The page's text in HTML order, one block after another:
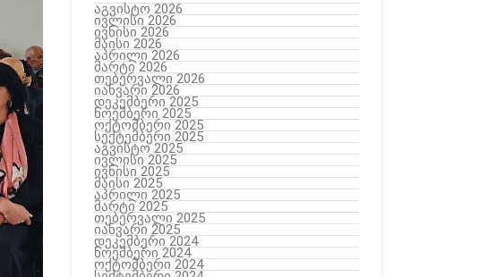
აგვისტო 2026
ივლისი 2026
ივნისი 2026
მაისი 2026
აპრილი 2026
მარტი 2026
თებერვალი 2026
იანვარი 2026
დეკემბერი 2025
ნოემბერი 2025
ოქტომბერი 2025
სექტემბერი 2025
აგვისტო 2025
ივლისი 2025
ივნისი 2025
მაისი 2025
აპრილი 2025
მარტი 2025
თებერვალი 2025
იანვარი 2025
დეკემბერი 2024
ნოემბერი 2024
ოქტომბერი 2024